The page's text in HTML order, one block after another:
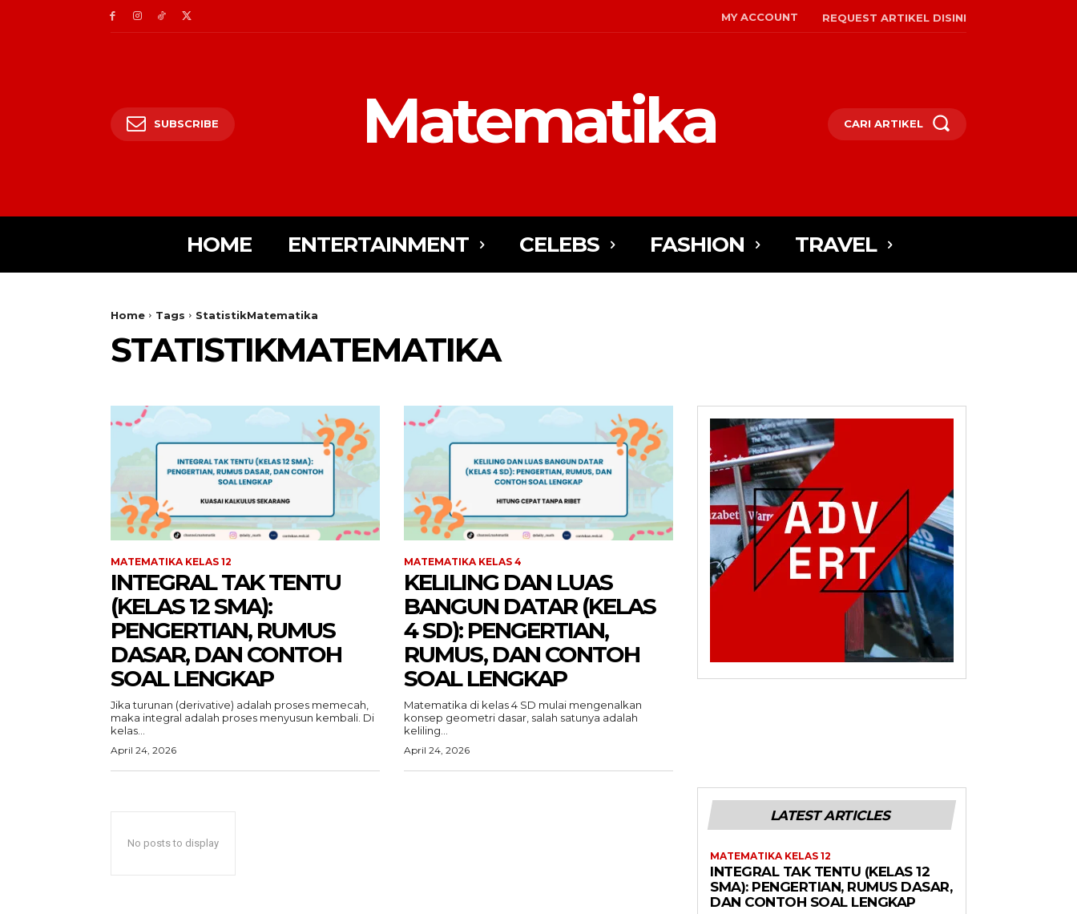
MY ACCOUNT REQUEST ARTIKEL DISINI
SUBSCRIBE Matematika CARI ARTIKEL
HOME ENTERTAINMENT CELEBS FASHION TRAVEL
Home Tags StatistikMatematika
STATISTIKMATEMATIKA
MATEMATIKA KELAS 12
INTEGRAL TAK TENTU
(KELAS 12 SMA):
PENGERTIAN, RUMUS
DASAR, DAN CONTOH
SOAL LENGKAP
Jika turunan (derivative) adalah proses memecah,
maka integral adalah proses menyusun kembali. Di
kelas...
April 24, 2026
MATEMATIKA KELAS 4
KELILING DAN LUAS
BANGUN DATAR (KELAS
4 SD): PENGERTIAN,
RUMUS, DAN CONTOH
SOAL LENGKAP
Matematika di kelas 4 SD mulai mengenalkan
konsep geometri dasar, salah satunya adalah
keliling...
April 24, 2026
No posts to display
LATEST ARTICLES
MATEMATIKA KELAS 12
INTEGRAL TAK TENTU (KELAS 12
SMA): PENGERTIAN, RUMUS DASAR,
DAN CONTOH SOAL LENGKAP